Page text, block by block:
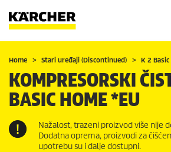
Home Stari uređaji (Discontinued) K 2
KOMPRESORSKI
BASIC HOME *EU
Nažalost, trazeni proizvod više nije
Dodatna oprema, proizvodi za
upotrebu su i dalje dostupni.